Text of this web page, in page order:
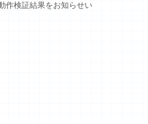
作検証結果をお知らせい